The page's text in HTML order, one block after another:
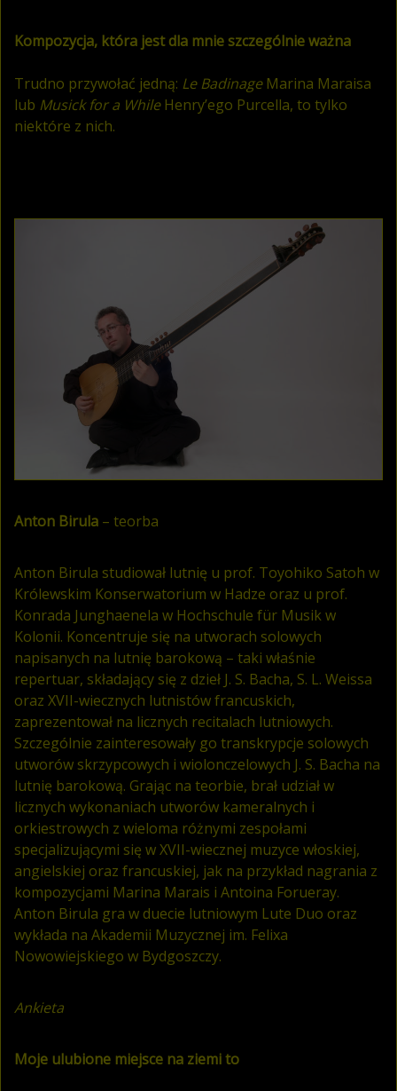
Kompozycja, która jest dla mnie szczególnie ważna
Trudno przywołać jedną: Le BadinageMarina Maraisa
lub Musick for a WhileHenry’ego Purcella, to tylko
niektóre z nich.
Anton Birula – teorba
Anton Birula studiował lutnię u prof. Toyohiko Satoh w
Królewskim Konserwatorium w Hadze oraz u prof.
Konrada Junghaenela w Hochschule für Musik w
Kolonii. Koncentruje się na utworach solowych
napisanych na lutnię barokową – taki właśnie
repertuar, składający się z dzieł J. S. Bacha, S. L. Weissa
oraz XVII-wiecznych lutnistów francuskich,
zaprezentował na licznych recitalach lutniowych.
Szczególnie zainteresowały go transkrypcje solowych
utworów skrzypcowych i wiolonczelowych J. S. Bacha na
lutnię barokową. Grając na teorbie, brał udział w
licznych wykonaniach utworów kameralnych i
orkiestrowych z wieloma różnymi zespołami
specjalizującymi się w XVII-wiecznej muzyce włoskiej,
angielskiej oraz francuskiej, jak na przykład nagrania z
kompozycjami Marina Marais i Antoina Forueray.
Anton Birula gra w duecie lutniowym Lute Duo oraz
wykłada na Akademii Muzycznej im. Felixa
Nowowiejskiego w Bydgoszczy.
Ankieta
Moje ulubione miejsce na ziemi to